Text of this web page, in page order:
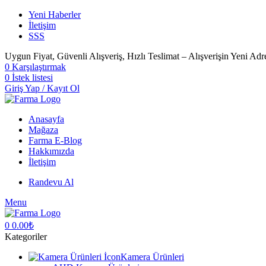
Yeni Haberler
İletişim
SSS
Uygun Fiyat, Güvenli Alışveriş, Hızlı Teslimat – Alışverişin Yeni
0 Karşılaştırmak
0 İstek listesi
Giriş Yap / Kayıt Ol
Anasayfa
Mağaza
Farma E-Blog
Hakkımızda
İletişim
Randevu Al
Menu
0 0.00₺
Kategoriler
Kamera Ürünleri